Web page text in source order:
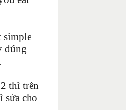
simple
đúng
thì trên
sửa cho